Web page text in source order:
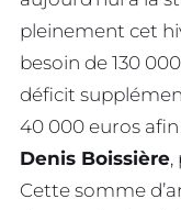
pleinement cet
besoin de 130
déficit
40 000 euros
Denis Boissière,
Cette somme